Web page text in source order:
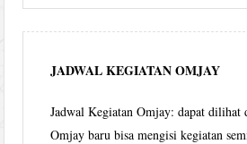
JADWAL KEGIATAN OMJAY
Jadwal Kegiatan Omjay: dapat dilihat
Omjay baru bisa mengisi kegiatan